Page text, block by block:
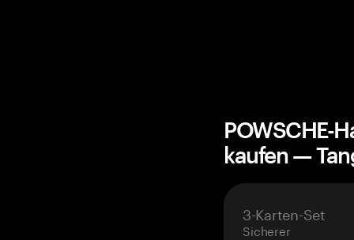
POWSCHE-
kaufen —
3-Karten-Set
Sicherer